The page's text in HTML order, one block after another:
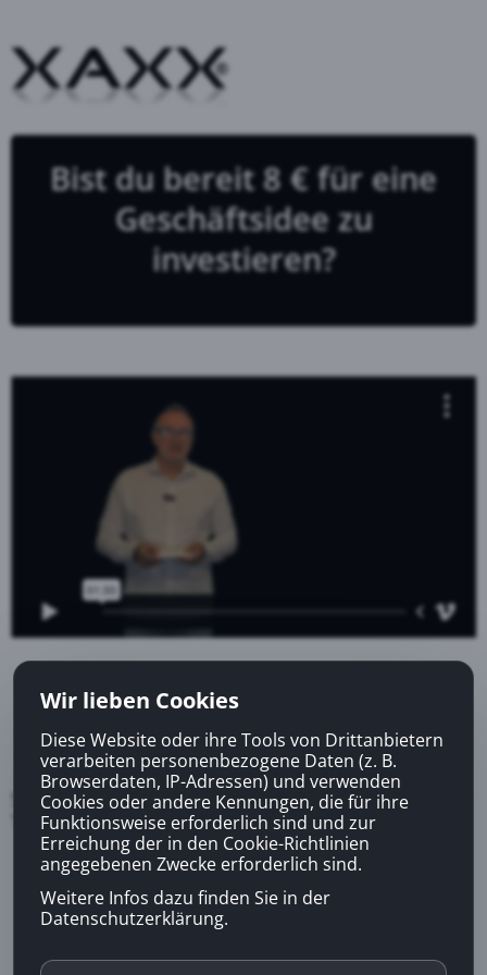
Bist du bereit 8 € für eine
Geschäftsidee zu
investieren?
Schau Dir das Video bis zum Ende damit Du ein
Testset platzieren kannst.
Sersch Hass
Wir lieben Cookies
Diese Website oder ihre Tools von Drittanbietern
verarbeiten personenbezogene Daten (z. B.
Browserdaten, IP-Adressen) und verwenden
Cookies oder andere Kennungen, die für ihre
Funktionsweise erforderlich sind und zur
Erreichung der in den Cookie-Richtlinien
angegebenen Zwecke erforderlich sind.
Weitere Infos dazu finden Sie in der
Datenschutzerklärung.